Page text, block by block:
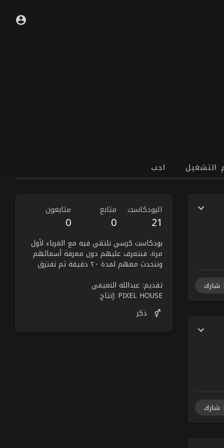
التشغيل احب
شارك
شارك
متابعون
0
متابع
0
البودكاست
21
بودكاست كرسي نلتقي فيه مع الغرباء لأول
مرة، فنتعرف عليهم دون معرفة أسمائهم
ونتحدث معهم لمدة ٢٠ دقيقة ثم نفترق
تقديم: عبدالله النعيمي
PIXEL HOUSE :إنتاج
ذكر